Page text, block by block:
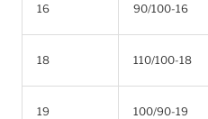
16 90/100-16
18 110/100-18
19 100/90-19